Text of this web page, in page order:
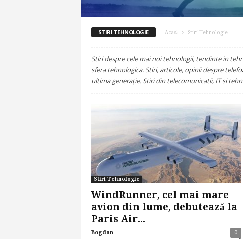
STIRI TEHNOLOGIE Acasă Stiri Tehnologie
Stiri despre cele mai noi tehnologii, tendinte in
sfera tehnologica. Stiri, articole, opinii despre
ultima generație. Stiri din telecomunicatii, IT si
Stiri Tehnologie
WindRunner, cel mai mare
avion din lume, debutează la
Paris Air...
Bogdan 0